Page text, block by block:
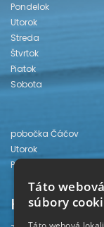
Pondelok
Utorok
Streda
Štvrtok
Piatok
Sobota
pobočka Čáčov
Utorok
Piatok
Kontakt
Táto
súbory